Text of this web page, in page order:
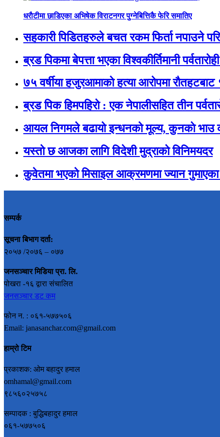
धराैटीमा छाडिएका अभिषेक विराटनगर पुग्नेबित्तिकै फेरि समातिए
सहकारी पिडितहरुले बचत रकम फिर्ता नपाउने
ब्रड पिकमा बेपत्ता भएका विश्वकीर्तिमानी
७५ वर्षीया हजुरआमाको हत्या आरोपमा रौतहटबाट
ब्रड पिक हिमपहिरो : एक नेपालीसहित तीन
आयल निगमले बढायो इन्धनको मूल्य, कुनकाे भाउ
यस्तो छ आजका लागि विदेशी मुद्राको विनिमयदर
कुवेतमा भएको मिसाइल आक्रमणमा ज्यान
सम्पर्क
सूचना बिभाग दर्ता:
२०५७ /२०७६ – ०७७
जनसञ्चार मिडिया प्रा. लि.
पोखरा -१६ द्वारा संचालित
जनसञ्चार डट कम
फोन न. : ०६१-५७७५०६
Email: janasanchar.com@gmail.com
हाम्रो टिम
प्रकाशक: ओम बहादुर हमाल
omhamal@gmail.com
९८५६०२५७५८
सम्पादक : बुद्धिबहादुर हमाल
०६१-५७७५०६